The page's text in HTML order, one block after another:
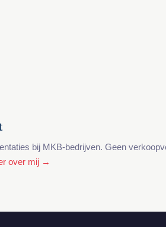
bij MKB-bedrijven. Geen
over mij →